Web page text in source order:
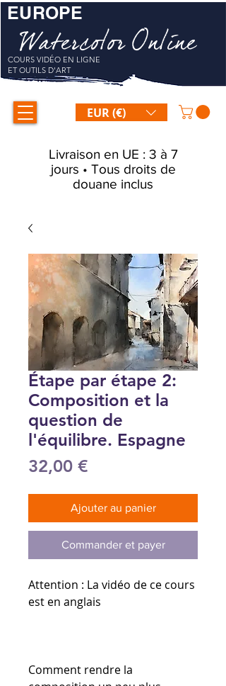
Watercolor Online
COURS VIDÉO EN LIGNE
ET OUTILS D'ART
EUR (€)
EUROPE
Livraison en UE : 3 à 7
jours • Tous droits de
douane inclus
Étape par étape 2:
Composition et la
question de
l'équilibre. Espagne
32,00 €
Ajouter au panier
Commander et payer
Attention : La vidéo de ce cours
est en anglais
Comment rendre la